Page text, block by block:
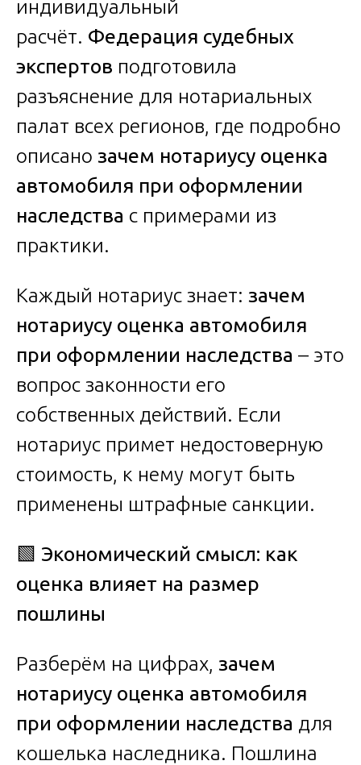
индивидуальный
расчёт. Федерация судебных
экспертов подготовила
разъяснение для нотариальных
палат всех регионов, где подробно
описано зачем нотариусу оценка
автомобиля при оформлении
наследства с примерами из
практики.
Каждый нотариус знает: зачем
нотариусу оценка автомобиля
при оформлении наследства – это
вопрос законности его
собственных действий. Если
нотариус примет недостоверную
стоимость, к нему могут быть
применены штрафные санкции.
🟩 Экономический смысл: как
оценка влияет на размер
пошлины
Разберём на цифрах, зачем
нотариусу оценка автомобиля
при оформлении наследства для
кошелька наследника. Пошлина